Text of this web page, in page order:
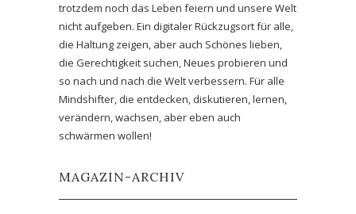
trotzdem noch das Leben feiern und unsere Welt
nicht aufgeben. Ein digitaler Rückzugsort für alle,
die Haltung zeigen, aber auch Schönes lieben,
die Gerechtigkeit suchen, Neues probieren und
so nach und nach die Welt verbessern. Für alle
Mindshifter, die entdecken, diskutieren, lernen,
verändern, wachsen, aber eben auch
schwärmen wollen!
MAGAZIN-ARCHIV